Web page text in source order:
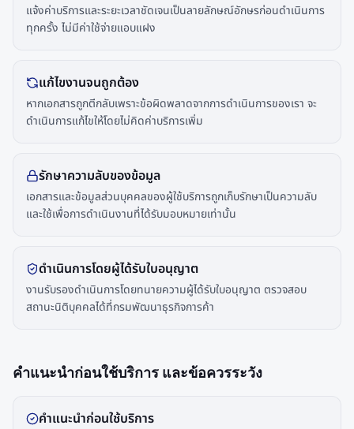
แจ้งค่าบริการและระยะเวลาชัดเจนเป็นลายลักษณ์อักษรก่อนดำเนินการ
ทุกครั้ง ไม่มีค่าใช้จ่ายแอบแฝง
แก้ไขงานจนถูกต้อง
หากเอกสารถูกตีกลับเพราะข้อผิดพลาดจากการดำเนินการของเรา จะ
ดำเนินการแก้ไขให้โดยไม่คิดค่าบริการเพิ่ม
รักษาความลับของข้อมูล
เอกสารและข้อมูลส่วนบุคคลของผู้ใช้บริการถูกเก็บรักษาเป็นความลับ
และใช้เพื่อการดำเนินงานที่ได้รับมอบหมายเท่านั้น
ดำเนินการโดยผู้ได้รับใบอนุญาต
งานรับรองดำเนินการโดยทนายความผู้ได้รับใบอนุญาต ตรวจสอบ
สถานะนิติบุคคลได้ที่กรมพัฒนาธุรกิจการค้า
คำแนะนำก่อนใช้บริการ และข้อควรระวัง
คำแนะนำก่อนใช้บริการ